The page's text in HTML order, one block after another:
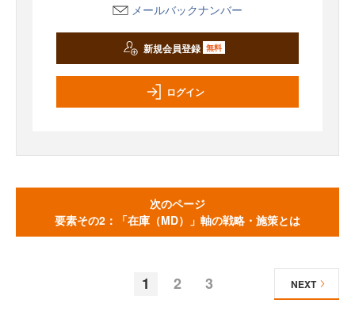
メールバックナンバー
新規会員登録 無料
ログイン
次のページ
要素その2：「在庫（MD）」軸の戦略・施策とは
1 2 3 NEXT